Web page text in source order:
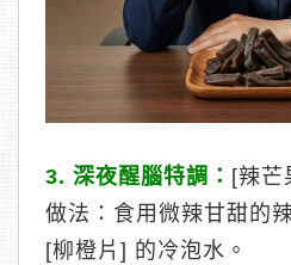
3. 深夜醒腦特調： [辣芒
做法：食用微辣甘甜的
[柳橙片] 的冷泡水。